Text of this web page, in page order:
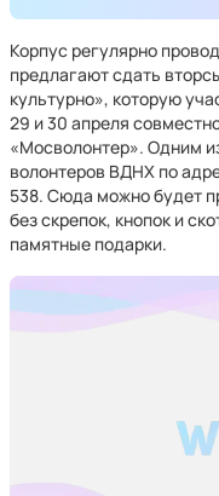
Корпус регулярно
предлагают сдать
культурно», которую
29 и 30 апреля
«Мосволонтер». Одним
волонтеров ВДНХ по
538. Сюда можно будет
без скрепок, кнопок и
памятные подарки.